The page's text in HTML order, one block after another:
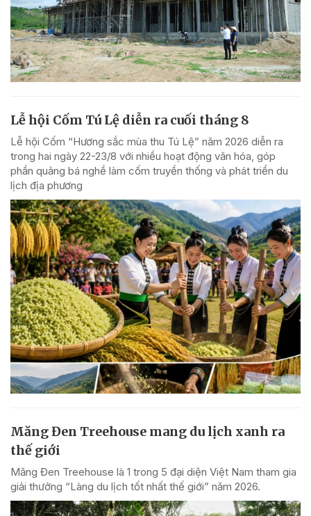
Lễ hội Cốm Tú Lệ diễn ra cuối tháng 8
Lễ hội Cốm “Hương sắc mùa thu Tú Lệ” năm 2026 diễn ra
trong hai ngày 22-23/8 với nhiều hoạt động văn hóa, góp
phần quảng bá nghề làm cốm truyền thống và phát triển du
lịch địa phương
Măng Đen Treehouse mang du lịch xanh ra
thế giới
Măng Đen Treehouse là 1 trong 5 đại diện Việt Nam tham gia
giải thưởng “Làng du lịch tốt nhất thế giới” năm 2026.